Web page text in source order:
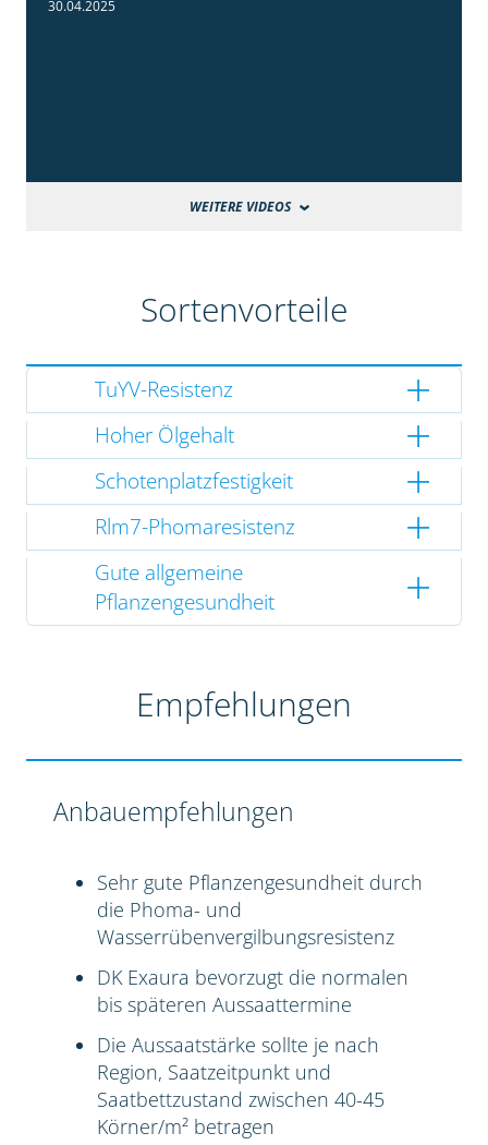
30.04.2025
WEITERE VIDEOS
Sortenvorteile
TuYV-Resistenz
Hoher Ölgehalt
Schotenplatzfestigkeit
Rlm7-Phomaresistenz
Gute allgemeine
Pflanzengesundheit
Empfehlungen
Anbauempfehlungen
Sehr gute Pflanzengesundheit durch
die Phoma- und
Wasserrübenvergilbungsresistenz
DK Exaura bevorzugt die normalen
bis späteren Aussaattermine
Die Aussaatstärke sollte je nach
Region, Saatzeitpunkt und
Saatbettzustand zwischen 40-45
Körner/m² betragen